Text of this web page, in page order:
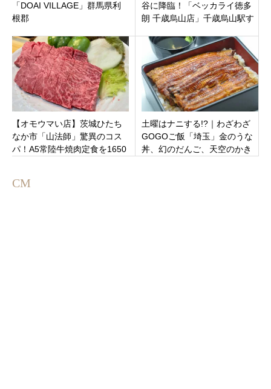
「DOAI VILLAGE」群馬県利
根郡
谷に降臨！「ベッカライ徳多
朗 千歳烏山店」千歳烏山駅す
【オモウマい店】茨城ひたち
なか市「山法師」驚異のコス
パ！A5常陸牛焼肉定食を1650
土曜はナニする!?｜わざわざ
GOGOご飯「埼玉」金のうな
丼、幻のだんご、天空のかき
CM